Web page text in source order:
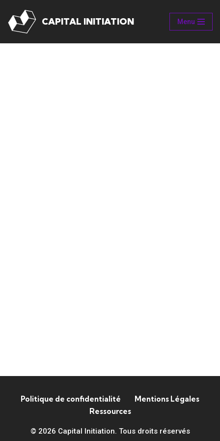
Aller
CAPITAL INITIATION Menu
Politique de confidentialité
Mentions Légales
Ressources
© 2026 Capital Initiation. Tous droits réservés